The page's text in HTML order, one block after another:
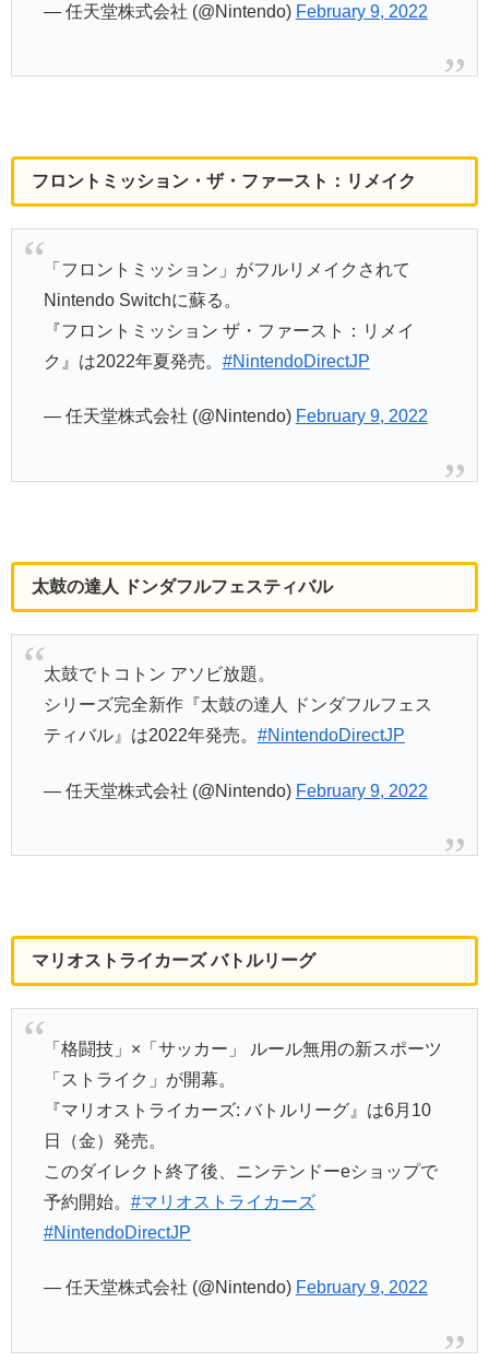
— 任天堂株式会社 (@Nintendo) February 9, 2022
フロントミッション・ザ・ファースト：リメイク
「フロントミッション」がフルリメイクされて
Nintendo Switchに蘇る。
『フロントミッション ザ・ファースト：リメイ
ク』は2022年夏発売。 #NintendoDirectJP
— 任天堂株式会社 (@Nintendo) February 9, 2022
太鼓の達人 ドンダフルフェスティバル
太鼓でトコトン アソビ放題。
シリーズ完全新作『太鼓の達人 ドンダフルフェス
ティバル』は2022年発売。 #NintendoDirectJP
— 任天堂株式会社 (@Nintendo) February 9, 2022
マリオストライカーズ バトルリーグ
「格闘技」×「サッカー」 ルール無用の新スポーツ
「ストライク」が開幕。
『マリオストライカーズ: バトルリーグ』は6月10
日（金）発売。
このダイレクト終了後、ニンテンドーeショップで
予約開始。 #マリオストライカーズ
#NintendoDirectJP
— 任天堂株式会社 (@Nintendo) February 9, 2022